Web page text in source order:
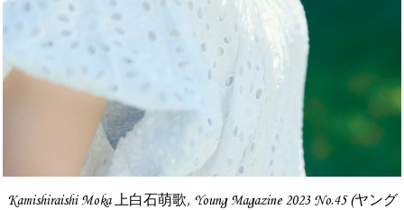
Kamishiraishi Moka 上白石萌歌, Young Magazine 2023 No.45 (ヤング